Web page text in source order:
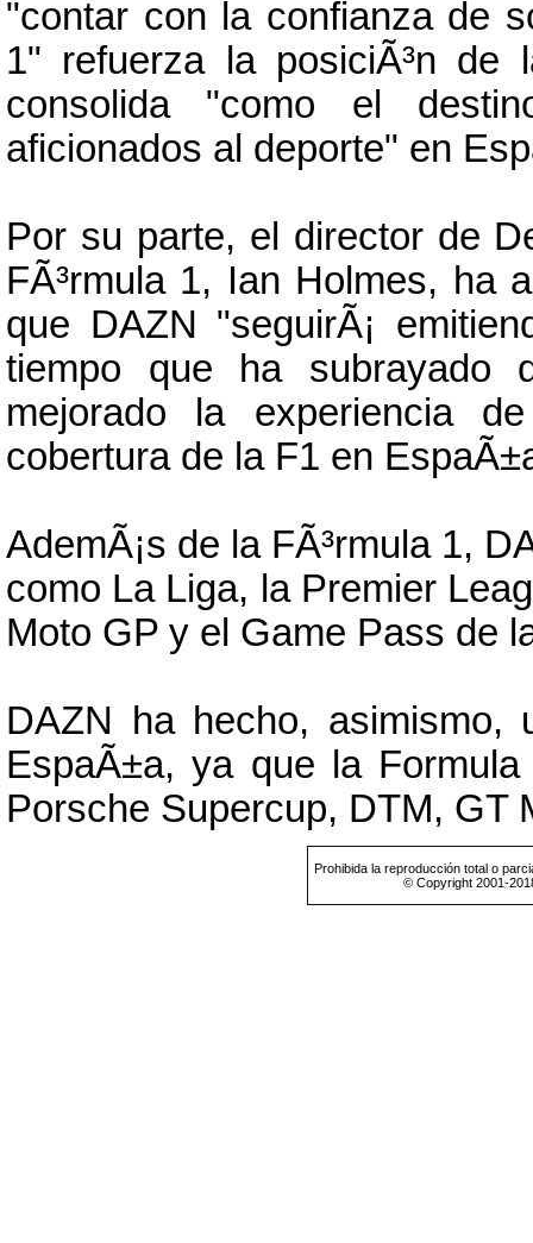
"contar con la confianza de
1" refuerza la posiciÃ³n
consolida "como el
aficionados al deporte" en
Por su parte, el director de
FÃ³rmula 1, Ian Holmes, ha
que DAZN "seguirÃ¡
tiempo que ha
mejorado la experiencia
cobertura de la F1 en
AdemÃ¡s de la FÃ³rmula 1,
como La Liga, la Premier
Moto GP y el Game Pass de
DAZN ha hecho, asimismo,
EspaÃ±a, ya que la
Porsche Supercup, DTM, GT
Prohibida la reproducción total o
© Copyright 2001-